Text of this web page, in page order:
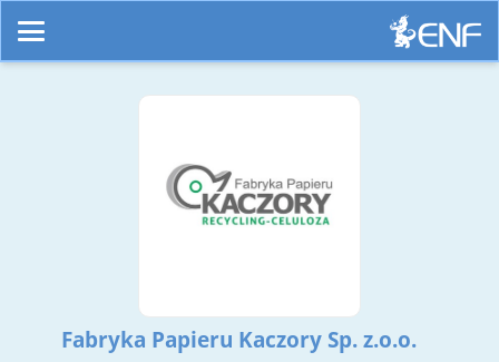
Fabryka Papieru Kaczory Sp. z.o.o.